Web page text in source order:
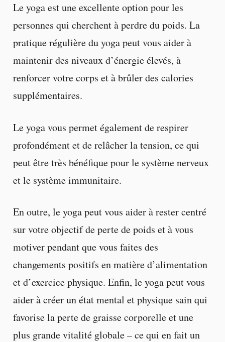
Le yoga est une excellente option pour les
personnes qui cherchent à perdre du poids. La
pratique régulière du yoga peut vous aider à
maintenir des niveaux d’énergie élevés, à
renforcer votre corps et à brûler des calories
supplémentaires.
Le yoga vous permet également de respirer
profondément et de relâcher la tension, ce qui
peut être très bénéfique pour le système nerveux
et le système immunitaire.
En outre, le yoga peut vous aider à rester centré
sur votre objectif de perte de poids et à vous
motiver pendant que vous faites des
changements positifs en matière d’alimentation
et d’exercice physique. Enfin, le yoga peut vous
aider à créer un état mental et physique sain qui
favorise la perte de graisse corporelle et une
plus grande vitalité globale – ce qui en fait un